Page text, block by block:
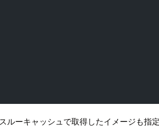
ーキャッシュで取得したイメージも指